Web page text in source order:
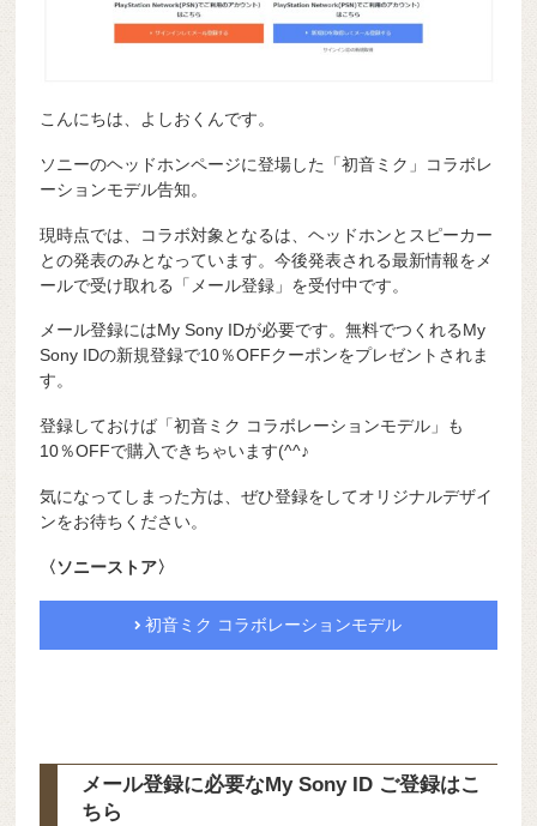
こんにちは、よしおくんです。
ソニーのヘッドホンページに登場した「初音ミク」コラボレ
ーションモデル告知。
現時点では、コラボ対象となるは、ヘッドホンとスピーカー
との発表のみとなっています。今後発表される最新情報をメ
ールで受け取れる「メール登録」を受付中です。
メール登録にはMy Sony IDが必要です。無料でつくれるMy
Sony IDの新規登録で10％OFFクーポンをプレゼントされま
す。
登録しておけば「初音ミク コラボレーションモデル」も
10％OFFで購入できちゃいます(^^♪
気になってしまった方は、ぜひ登録をしてオリジナルデザイ
ンをお待ちください。
〈ソニーストア〉
初音ミク コラボレーションモデル
メール登録に必要なMy Sony ID ご登録はこ
ちら